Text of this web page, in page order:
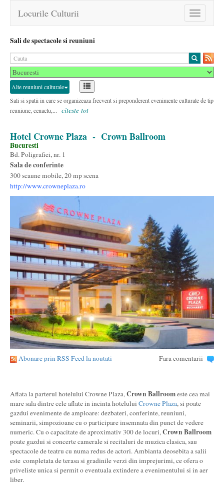
Toggle
navigation
Locurile Culturii
Sali de spectacole si reuniuni
Alte reuniuni culturale
Sali si spatii in care se organizeaza frecvent si preponderent evenimente culturale de tip
reuniune, cenaclu,...
citeste tot
Hotel Crowne Plaza - Crown Ballroom
Bucuresti
Bd. Poligrafiei, nr. 1
Sala de conferinte
300 scaune mobile, 20 mp scena
http://www.crowneplaza.ro
Abonare prin RSS Feed la noutati Fara comentarii
Aflata la parterul hotelului Crowne Plaza,Crown Ballroomeste cea mai
mare sala dintre cele aflate in incinta hotelului Crowne Plaza, si poate
gazdui evenimente de amploare: dezbateri, conferinte, reuniuni,
seminarii, simpozioane cu o participare insemnata din punct de vedere
numeric. Cu o capacitate de aproximativ 300 de locuri,Crown Ballroom
poate gazdui si concerte camerale si recitaluri de muzica clasica, sau
spectacole de teatru cu numa redus de actori. Ambianta deosebita a salii
este completata de terasa si gradinile verzi din imprejurimi, ce ofera o
priveliste unica si permit o eventuala extindere a evenimentului si in aer
liber.